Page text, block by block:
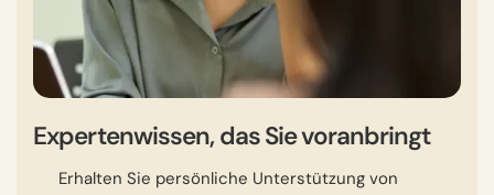
Expertenwissen, das Sie voranbringt
Erhalten Sie persönliche Unterstützung von